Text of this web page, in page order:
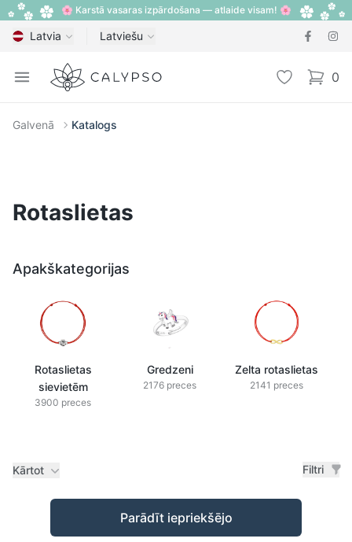
🌸 Karstā vasaras izpārdošana — atlaide visam! 🌸
Latvia Latviešu
Open menu
Calypso Vēlmju 0
items
Galvenā Katalogs
Rotaslietas
Apakškategorijas
Rotaslietas
sievietēm
3900 preces
Gredzeni
2176 preces
Zelta rotaslietas
2141 preces
Kārtot Filtri
Preces
Parādīt iepriekšējo